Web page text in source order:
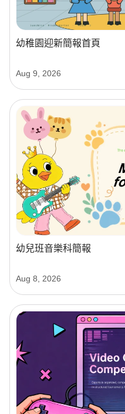
幼稚園迎新簡報首頁
Aug 9, 2026
幼兒班音樂科簡報
Aug 8, 2026